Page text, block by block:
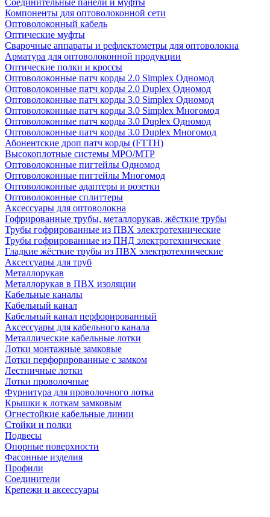
Соединительные панели и муфты
Компоненты для оптоволоконной сети
Оптоволоконный кабель
Оптические муфты
Сварочные аппараты и рефлектометры для оптоволокна
Арматура для оптоволоконной продукции
Оптические полки и кроссы
Оптоволоконные патч корды 2.0 Simplex Одномод
Оптоволоконные патч корды 2.0 Duplex Одномод
Оптоволоконные патч корды 3.0 Simplex Одномод
Оптоволоконные патч корды 3.0 Simplex Многомод
Оптоволоконные патч корды 3.0 Duplex Одномод
Оптоволоконные патч корды 3.0 Duplex Многомод
Абонентские дроп патч корды (FTTH)
Высокоплотные системы MPO/MTP
Оптоволоконные пигтейлы Одномод
Оптоволоконные пигтейлы Многомод
Оптоволоконные адаптеры и розетки
Оптоволоконные сплиттеры
Аксессуары для оптоволокна
Гофрированные трубы, металлорукав, жёсткие трубы
Трубы гофрированные из ПВХ электротехнические
Трубы гофрированные из ПНД электротехнические
Гладкие жёсткие трубы из ПВХ электротехнические
Аксессуары для труб
Металлорукав
Металлорукав в ПВХ изоляции
Кабельные каналы
Кабельный канал
Кабельный канал перфорированный
Аксессуары для кабельного канала
Металлические кабельные лотки
Лотки монтажные замковые
Лотки перфорированные с замком
Лестничные лотки
Лотки проволочные
Фурнитура для проволочного лотка
Крышки к лоткам замковым
Огнестойкие кабельные линии
Стойки и полки
Подвесы
Опорные поверхности
Фасонные изделия
Профили
Соединители
Крепежи и аксессуары